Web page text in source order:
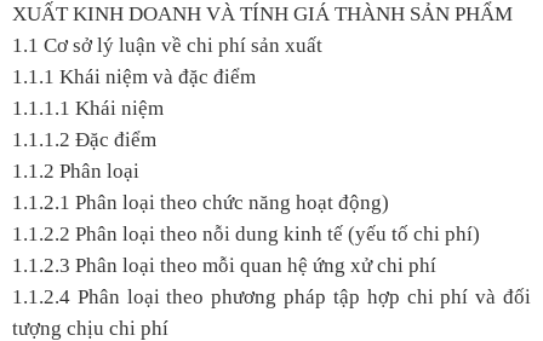
XUẤT KINH DOANH VÀ TÍNH GIÁ THÀNH SẢN PHẨM
1.1 Cơ sở lý luận về chi phí sản xuất
1.1.1 Khái niệm và đặc điểm
1.1.1.1 Khái niệm
1.1.1.2 Đặc điểm
1.1.2 Phân loại
1.1.2.1 Phân loại theo chức năng hoạt động)
1.1.2.2 Phân loại theo nỗi dung kinh tế (yếu tố chi phí)
1.1.2.3 Phân loại theo mỗi quan hệ ứng xử chi phí
1.1.2.4 Phân loại theo phương pháp tập hợp chi phí và đối
tượng chịu chi phí